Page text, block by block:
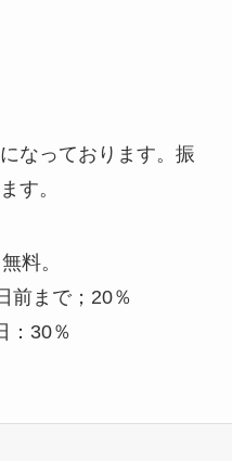
なっております。振
す。
料。
前まで；20％
：30％